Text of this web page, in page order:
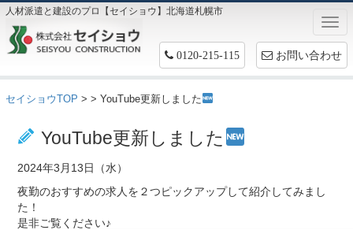
人材派遣と建設のプロ【セイショウ】北海道札幌市
0120-215-115 お問い合わせ
セイショウTOP > > YouTube更新しました
YouTube更新しました
2024年3月13日（水）
夜勤のおすすめの求人を２つピックアップして紹介してみまし
た！
是非ご覧ください♪